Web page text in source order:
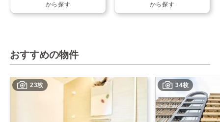
から探す から探す
おすすめの物件
23枚 34枚